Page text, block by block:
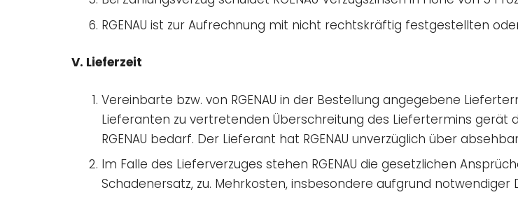
RGENAU ist zur Aufrechnung mit nicht rechtskräftig festgestellten
V. Lieferzeit
Vereinbarte bzw. von RGENAU in der Bestellung angegebene
Lieferanten zu vertretenden Überschreitung des Liefertermins gerät
RGENAU bedarf. Der Lieferant hat RGENAU unverzüglich über
Im Falle des Lieferverzuges stehen RGENAU die gesetzlichen
Schadenersatz, zu. Mehrkosten, insbesondere aufgrund